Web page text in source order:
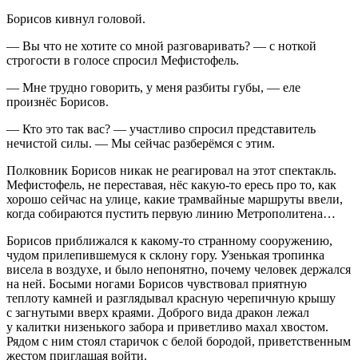
Борисов кивнул головой.
— Вы что не хотите со мной разговаривать? — с ноткой
строгости в голосе спросил Мефистофель.
— Мне трудно говорить, у меня разбиты губы, — еле
произнёс Борисов.
— Кто это так вас? — участливо спросил представитель
нечистой силы. — Мы сейчас разберёмся с этим.
Полковник Борисов никак не реагировал на этот спектакль.
Мефистофель, не переставая, нёс какую-то ересь про то, как
хорошо сейчас на улице, какие трамвайные маршруты ввели,
когда собираются пустить первую линию Метрополитена…
Борисов приближался к какому-то странному сооружению,
чудом прилепившемуся к склону гору. Узенькая тропинка
висела в воздухе, и было непонятно, почему человек держался
на ней. Босыми ногами Борисов чувствовал приятную
теплоту камней и разглядывал красную черепичную крышу
с загнутыми вверх краями. Доброго вида дракон лежал
у калитки низенького забора и приветливо махал хвостом.
Рядом с ним стоял старичок с белой бородой, приветственным
жестом приглашая войти.